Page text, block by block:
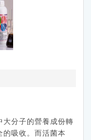
大分子的營養成份轉
的吸收。而活菌本